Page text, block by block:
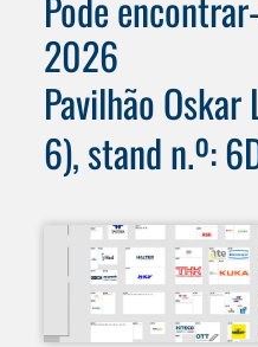
2026
Pavilhão
6), stand n.º: